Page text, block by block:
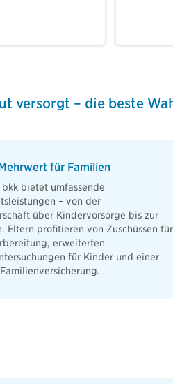
versorgt – die beste
für Familien
bietet umfassende
– von der
über Kindervorsorge bis zur
Eltern profitieren von Zuschüssen für
erweiterten
für Kinder und einer